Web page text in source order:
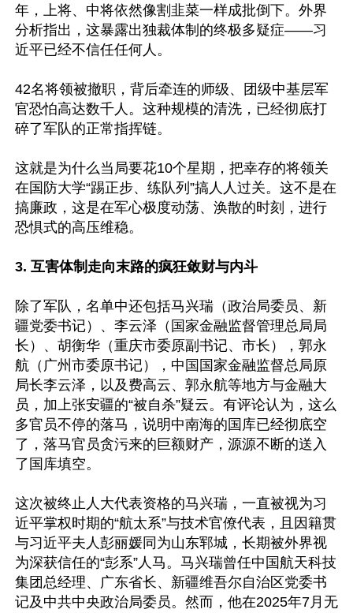
年，上将、中将依然像割韭菜一样成批倒下。外界
分析指出，这暴露出独裁体制的终极多疑症——习
近平已经不信任任何人。
42名将领被撤职，背后牵连的师级、团级中基层军
官恐怕高达数千人。这种规模的清洗，已经彻底打
碎了军队的正常指挥链。
这就是为什么当局要花10个星期，把幸存的将领关
在国防大学“踢正步、练队列”搞人人过关。这不是在
搞廉政，这是在军心极度动荡、涣散的时刻，进行
恐惧式的高压维稳。
3. 互害体制走向末路的疯狂敛财与内斗
除了军队，名单中还包括马兴瑞（政治局委员、新
疆党委书记）、李云泽（国家金融监督管理总局局
长）、胡衡华（重庆市委原副书记、市长），郭永
航（广州市委原书记），中国国家金融监督总局原
局长李云泽，以及费高云、郭永航等地方与金融大
员，加上张安疆的“被自杀”疑云。有评论认为，这么
多官员不停的落马，说明中南海的国库已经彻底空
了，落马官员贪污来的巨额财产，源源不断的送入
了国库填空。
这次被终止人大代表资格的马兴瑞，一直被视为习
近平掌权时期的“航太系”与技术官僚代表，且因籍贯
与习近平夫人彭丽媛同为山东郓城，长期被外界视
为深获信任的“彭系”人马。马兴瑞曾任中国航天科技
集团总经理、广东省长、新疆维吾尔自治区党委书
记及中共中央政治局委员。然而，他在2025年7月无